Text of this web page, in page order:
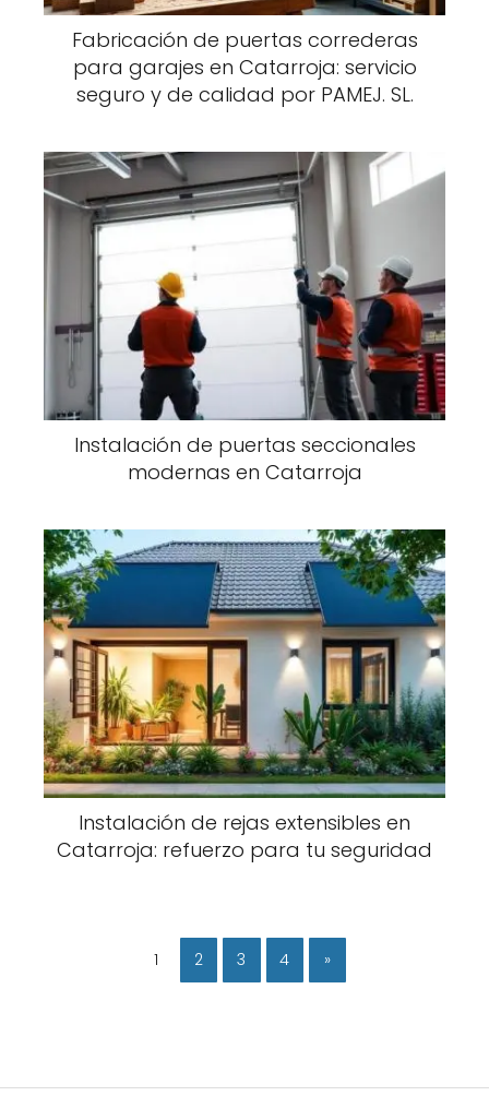
Fabricación de puertas correderas
para garajes en Catarroja: servicio
seguro y de calidad por PAMEJ. SL.
Instalación de puertas seccionales
modernas en Catarroja
Instalación de rejas extensibles en
Catarroja: refuerzo para tu seguridad
1 2 3 4 »